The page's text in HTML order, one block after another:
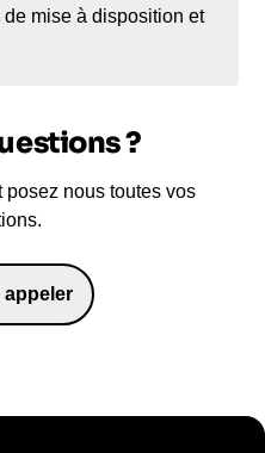
mise à disposition et
?
nous toutes vos
appeler